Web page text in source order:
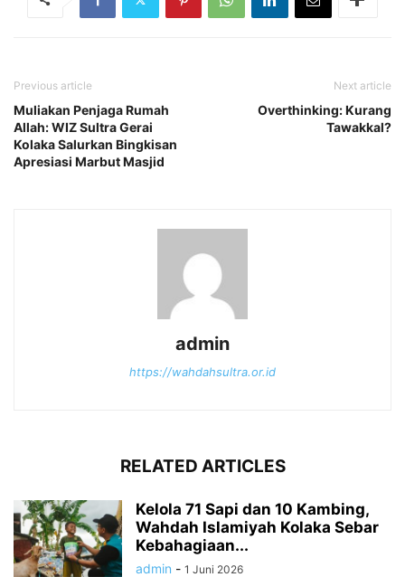
Previous article
Muliakan Penjaga Rumah
Allah: WIZ Sultra Gerai
Kolaka Salurkan Bingkisan
Apresiasi Marbut Masjid
Next article
Overthinking: Kurang
Tawakkal?
admin
https://wahdahsultra.or.id
RELATED ARTICLES
Kelola 71 Sapi dan 10 Kambing,
Wahdah Islamiyah Kolaka Sebar
Kebahagiaan...
admin - 1 Juni 2026